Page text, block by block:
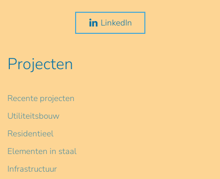
LinkedIn
Projecten
Recente projecten
Utiliteitsbouw
Residentieel
Elementen in staal
Infrastructuur